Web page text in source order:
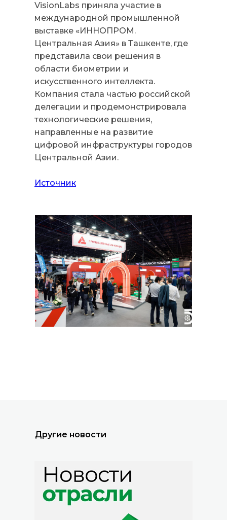
VisionLabs приняла участие в
международной промышленной
выставке «ИННОПРОМ.
Центральная Азия» в Ташкенте, где
представила свои решения в
области биометрии и
искусственного интеллекта.
Компания стала частью российской
делегации и продемонстрировала
технологические решения,
направленные на развитие
цифровой инфраструктуры городов
Центральной Азии.
Источник
Другие новости